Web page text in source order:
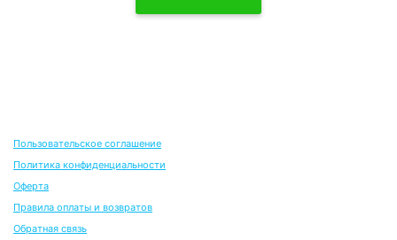
Пользовательское соглашение
Политика конфиденциальности
Оферта
Правила оплаты и возвратов
Обратная связь